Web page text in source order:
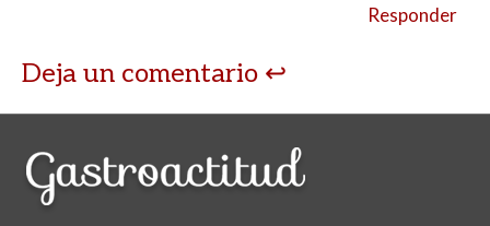
Responder
Deja un comentario